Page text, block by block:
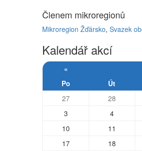
Členem mikroregionů
Mikroregion Žďársko, Svazek
Kalendář akcí
«
Po
Út
27
28
3
4
10
11
17
18